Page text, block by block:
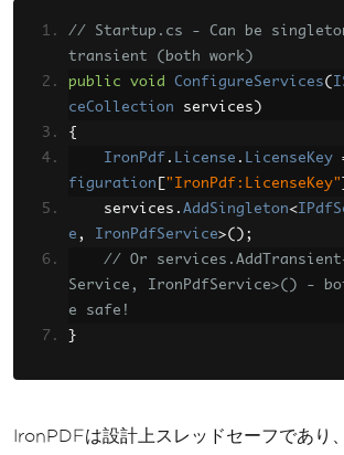
// Startup.cs - Can be
transient (both work)
public
void ConfigureServices(
ceCollection services )
{
IronPdf . License . LicenseKey
figuration
"IronPdf:LicenseKey"
    services
. AddSingleton<
e , IronPdfService>();
// Or
Service, IronPdfService>() -
e safe!
}
IronPDFは設計上スレッドセーフであり